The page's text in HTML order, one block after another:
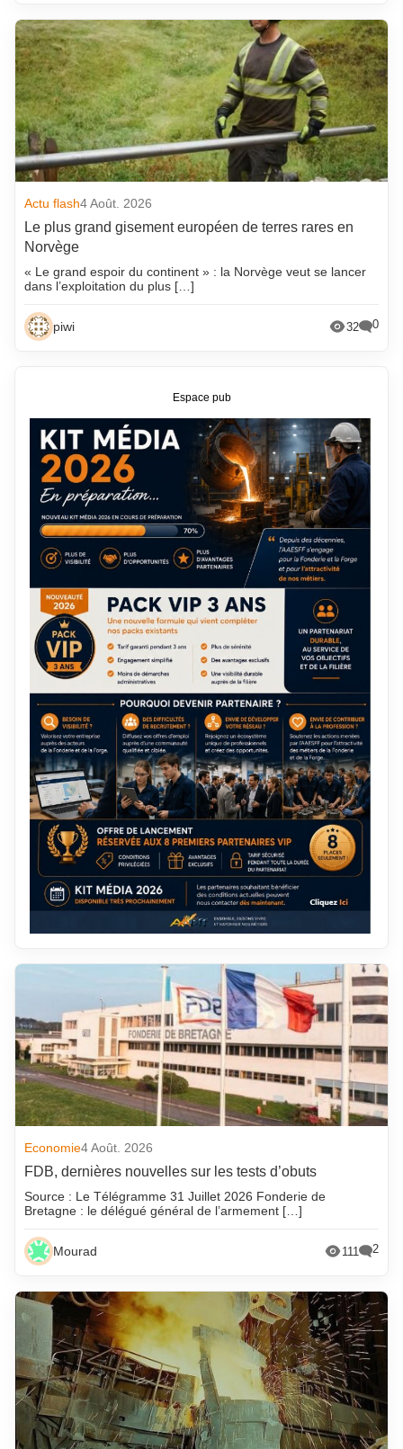
Actu flash4 Août. 2026
Le plus grand gisement européen de terres rares en
Norvège
« Le grand espoir du continent » : la Norvège veut se lancer
dans l’exploitation du plus […]
piwi 32 0
Economie4 Août. 2026
FDB, dernières nouvelles sur les tests d’obuts
Source : Le Télégramme 31 Juillet 2026 Fonderie de
Bretagne : le délégué général de l’armement […]
Mourad 111 2
Espace pub